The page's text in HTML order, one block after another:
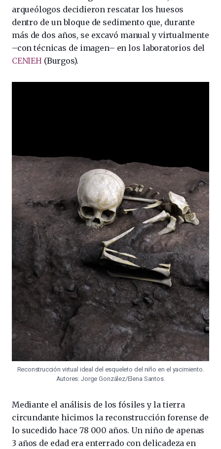
arqueólogos decidieron rescatar los huesos
dentro de un bloque de sedimento que, durante
más de dos años, se excavó manual y virtualmente
–con técnicas de imagen– en los laboratorios del
CENIEH(Burgos).
Reconstrucción virtual ideal del esqueleto del niño en el yacimiento.
Autores: Jorge González/Elena Santos.
Mediante el análisis de los fósiles y la tierra
circundante hicimos la reconstrucción forense de
lo sucedido hace 78 000 años. Un niño de apenas
3 años de edad era enterrado con delicadeza en